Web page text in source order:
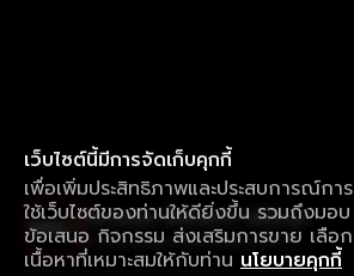
เว็บไซต์นี้มีการจัดเก็บคุกกี้
เพื่อเพิ่มประสิทธิภาพและประสบการณ์การ
ใช้เว็บไซต์ของท่านให้ดียิ่งขึ้น รวมถึงมอบ
ข้อเสนอ กิจกรรม ส่งเสริมการขาย เลือก
เนื้อหาที่เหมาะสมให้กับท่าน นโยบายคุกกี้
ใช้งานแอป ลื่นไหลกว่า ไม่มีสะดุด
ดาวน์โหลดแอปเพื่อการรับชมที่ดีกว่า